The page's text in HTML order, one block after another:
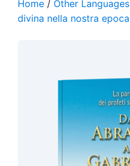
Home / Other Languages
divina nella nostra epoca